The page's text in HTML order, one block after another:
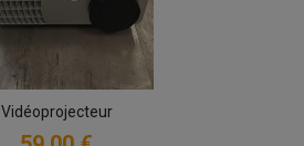
Vidéoprojecteur